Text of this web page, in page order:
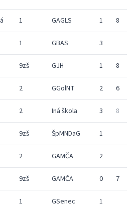
1 GAGLS 1 8
1 GBAS 3
9zš GJH 1 8
2 GGolNT 2 6
2 Iná škola 3 8
9zš ŠpMNDaG 1
2 GAMČA 2
9zš GAMČA 0 7
1 GSenec 1